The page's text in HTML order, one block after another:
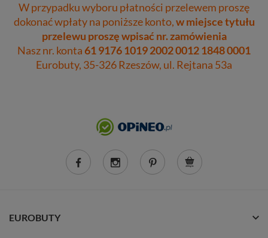
W przypadku wyboru płatności przelewem proszę
dokonać wpłaty na poniższe konto,w miejsce tytułu
przelewu proszę wpisać nr. zamówienia
Nasz nr. konta61 9176 1019 2002 0012 1848 0001
Eurobuty, 35-326 Rzeszów, ul. Rejtana 53a
EUROBUTY